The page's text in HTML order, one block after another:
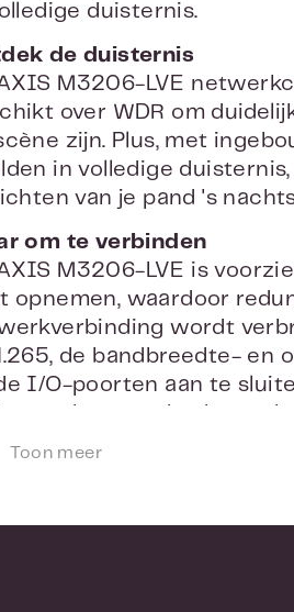
duisternis.
de duisternis
M3206-LVE
over WDR om
zijn. Plus, met
in volledige
van je pand 's
om te verbinden
M3206-LVE is
opnemen, waardoor
wordt
de bandbreedte- en
I/O-poorten aan te
Verder kan de
of worden gebruikt
Toon meer